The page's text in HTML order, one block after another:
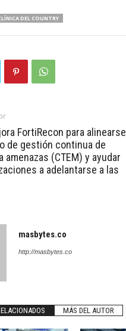
DEL COUNTRY
FortiRecon para alinearse
de gestión continua de
amenazas (CTEM) y ayudar
a adelantarse a las
masbytes.co
http://masbytes.co
MÁS DEL AUTOR